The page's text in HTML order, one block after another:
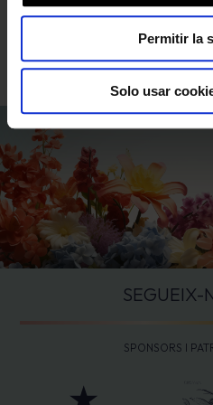
Permitir la
Solo usar
POLÍTICA DE PRIVACITAT.
canviar les teves
través de l’enllaç de la
SEGUEIX-
SPONSORS I